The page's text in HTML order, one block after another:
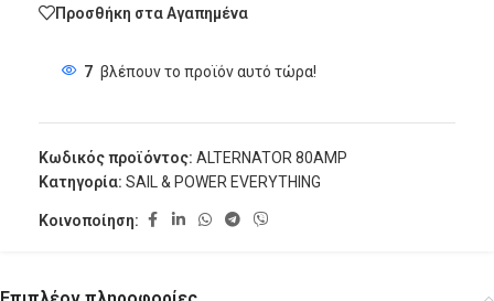
Προσθήκη στα Αγαπημένα
7 βλέπουν το προϊόν αυτό τώρα!
Κωδικός προϊόντος: ALTERNATOR 80AMP
Κατηγορία: SAIL & POWER EVERYTHING
Κοινοποίηση: